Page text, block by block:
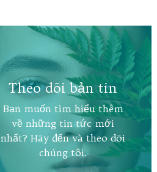
Theo dõi bản tin
Bạn muốn tìm hiểu thêm
về những tin tức mới
nhất? Hãy đến và theo dõi
chúng tôi.